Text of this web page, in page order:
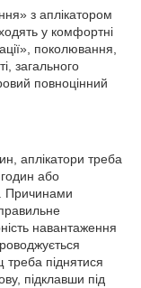
з аплікатором
у комфортні
поколювання,
загального
повноцінний
аплікатори треба
або
Причинами
навантаження
піднятися
підклавши під